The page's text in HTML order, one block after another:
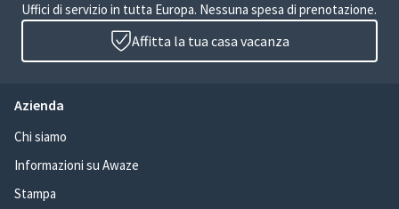
Uffici di servizio in tutta Europa. Nessuna spesa di prenotazione.
Affitta la tua casa vacanza
Azienda
Chi siamo
Informazioni su Awaze
Stampa